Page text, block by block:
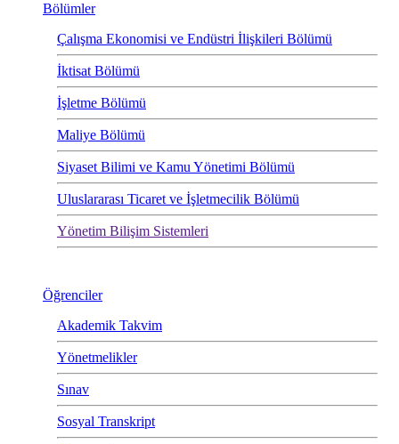
Bölümler
Çalışma Ekonomisi ve Endüstri İlişkileri Bölümü
İktisat Bölümü
İşletme Bölümü
Maliye Bölümü
Siyaset Bilimi ve Kamu Yönetimi Bölümü
Uluslararası Ticaret ve İşletmecilik Bölümü
Yönetim Bilişim Sistemleri
Öğrenciler
Akademik Takvim
Yönetmelikler
Sınav
Sosyal Transkript